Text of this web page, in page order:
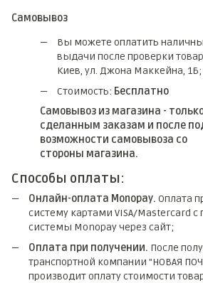
Самовывоз
Вы можете оплатить
выдачи после проверки
Киев, ул. Джона Маккейна, 1Б;
Стоимость: Бесплатно
Самовывоз из магазина -
сделанным заказам и после
возможности самовывоза со
стороны магазина.
Способы оплаты:
Онлайн-оплата Monopay. Оплата
систему картами VISA/Mastercard
системы Monopay через сайт;
Оплата при получении. После
транспортной компании "НОВАЯ
производит оплату стоимости